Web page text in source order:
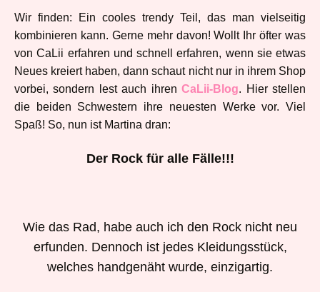
Wir finden: Ein cooles trendy Teil, das man vielseitig
kombinieren kann. Gerne mehr davon! Wollt Ihr öfter was
von CaLii erfahren und schnell erfahren, wenn sie etwas
Neues kreiert haben, dann schaut nicht nur in ihrem Shop
vorbei, sondern lest auch ihren CaLii-Blog. Hier stellen
die beiden Schwestern ihre neuesten Werke vor. Viel
Spaß! So, nun ist Martina dran:
Der Rock für alle Fälle!!!
Wie das Rad, habe auch ich den Rock nicht neu
erfunden. Dennoch ist jedes Kleidungsstück,
welches handgenäht wurde, einzigartig.